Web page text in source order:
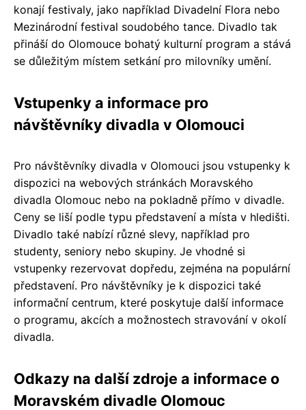
konají festivaly, jako například Divadelní Flora nebo
Mezinárodní festival soudobého tance. Divadlo tak
přináší do Olomouce bohatý kulturní program a stává
se důležitým místem setkání pro milovníky umění.
Vstupenky a informace pro
návštěvníky divadla v Olomouci
Pro návštěvníky divadla v Olomouci jsou vstupenky k
dispozici na webových stránkách Moravského
divadla Olomouc nebo na pokladně přímo v divadle.
Ceny se liší podle typu představení a místa v hledišti.
Divadlo také nabízí různé slevy, například pro
studenty, seniory nebo skupiny. Je vhodné si
vstupenky rezervovat dopředu, zejména na populární
představení. Pro návštěvníky je k dispozici také
informační centrum, které poskytuje další informace
o programu, akcích a možnostech stravování v okolí
divadla.
Odkazy na další zdroje a informace o
Moravském divadle Olomouc